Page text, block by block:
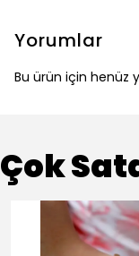
Yorumlar
Bu ürün için henüz
Çok